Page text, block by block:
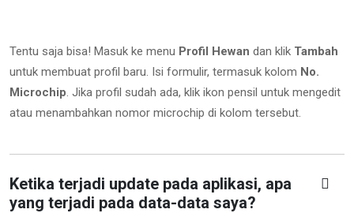
Tentu saja bisa! Masuk ke menu Profil Hewan dan klik Tambah
untuk membuat profil baru. Isi formulir, termasuk kolom No.
Microchip. Jika profil sudah ada, klik ikon pensil untuk mengedit
atau menambahkan nomor microchip di kolom tersebut.
Ketika terjadi update pada aplikasi, apa
yang terjadi pada data-data saya?